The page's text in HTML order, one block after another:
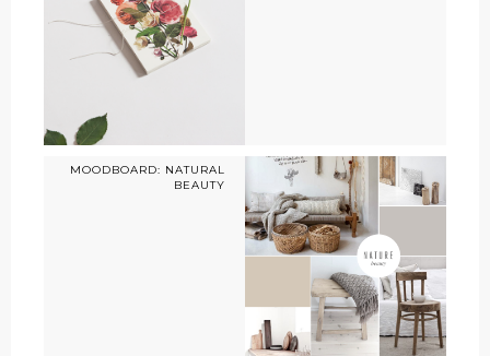
MOODBOARD: NATURAL
BEAUTY